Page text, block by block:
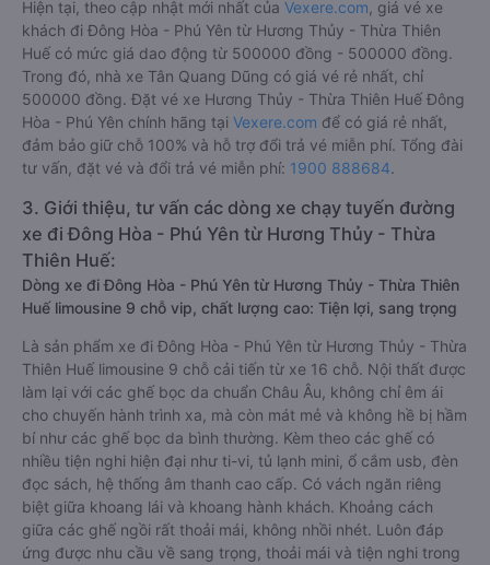
Hiện tại, theo cập nhật mới nhất của Vexere.com , giá vé xe
khách đi Đông Hòa - Phú Yên từ Hương Thủy - Thừa Thiên
Huế có mức giá dao động từ 500000 đồng - 500000 đồng.
Trong đó, nhà xe Tân Quang Dũng có giá vé rẻ nhất, chỉ
500000 đồng. Đặt vé xe Hương Thủy - Thừa Thiên Huế Đông
Hòa - Phú Yên chính hãng tại Vexere.com để có giá rẻ nhất,
đảm bảo giữ chỗ 100% và hỗ trợ đổi trả vé miễn phí. Tổng đài
tư vấn, đặt vé và đổi trả vé miễn phí: 1900 888684.
3. Giới thiệu, tư vấn các dòng xe chạy tuyến đường
xe đi Đông Hòa - Phú Yên từ Hương Thủy - Thừa
Thiên Huế:
Dòng xe đi Đông Hòa - Phú Yên từ Hương Thủy - Thừa Thiên
Huế limousine 9 chỗ vip, chất lượng cao: Tiện lợi, sang trọng
Là sản phẩm xe đi Đông Hòa - Phú Yên từ Hương Thủy - Thừa
Thiên Huế limousine 9 chỗ cải tiến từ xe 16 chỗ. Nội thất được
làm lại với các ghế bọc da chuẩn Châu Âu, không chỉ êm ái
cho chuyến hành trình xa, mà còn mát mẻ và không hề bị hầm
bí như các ghế bọc da bình thường. Kèm theo các ghế có
nhiều tiện nghi hiện đại như ti-vi, tủ lạnh mini, ổ cắm usb, đèn
đọc sách, hệ thống âm thanh cao cấp. Có vách ngăn riêng
biệt giữa khoang lái và khoang hành khách. Khoảng cách
giữa các ghế ngồi rất thoải mái, không nhồi nhét. Luôn đáp
ứng được nhu cầu về sang trọng, thoải mái và tiện nghi trong